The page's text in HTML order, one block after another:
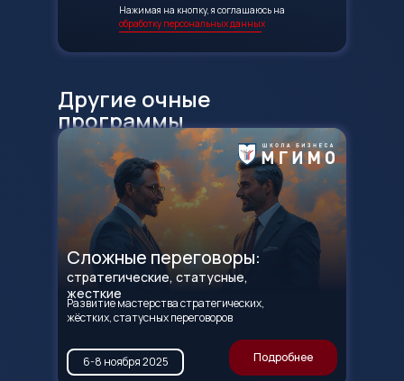
Нажимая на кнопку, я соглашаюсь на
обработку персональных данных
Другие очные
программы
стратегические, статусные,
жесткие
Сложные переговоры:
Развитие мастерства стратегических,
жёстких, статусных переговоров
6-8 ноября 2025 Подробнее